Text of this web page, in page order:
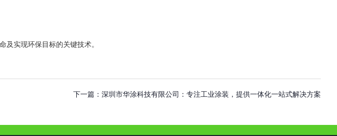
及实现环保目标的关键技术。
下一篇： 深圳市华涂科技有限公司：专注工业涂装，提供一体化一站式解决方案